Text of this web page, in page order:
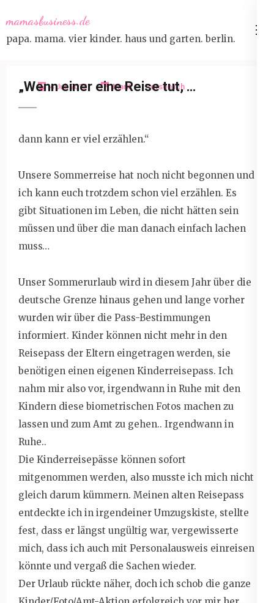
to
content
Enter)
mamasbusiness.de
papa. mama. vier kinder. haus und garten. berlin.
4 Juli 2012 Marit Persönlich
„Wenn einer eine Reise tut, …
dann kann er viel erzählen.“
Unsere Sommerreise hat noch nicht begonnen und
ich kann euch trotzdem schon viel erzählen. Es
gibt Situationen im Leben, die nicht hätten sein
müssen und über die man danach einfach lachen
muss…
Unser Sommerurlaub wird in diesem Jahr über die
deutsche Grenze hinaus gehen und lange vorher
wurden wir über die Pass-Bestimmungen
informiert. Kinder können nicht mehr in den
Reisepass der Eltern eingetragen werden, sie
benötigen einen eigenen Kinderreisepass. Ich
nahm mir also vor, irgendwann in Ruhe mit den
Kindern diese biometrischen Fotos machen zu
lassen und zum Amt zu gehen.. Irgendwann in
Ruhe..
Die Kinderreisepässe können sofort
mitgenommen werden, also musste ich mich nicht
gleich darum kümmern. Meinen alten Reisepass
entdeckte ich in irgendeiner Umzugskiste, stellte
fest, dass er längst ungültig war, vergewisserte
mich, dass ich auch mit Personalausweis einreisen
könnte und vergaß die Sachen wieder.
Der Urlaub rückte näher, doch ich schob die ganze